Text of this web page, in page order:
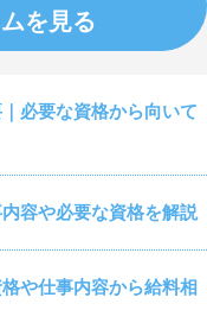
を見る
必要な資格から向いて
容や必要な資格を解説
や仕事内容から給料相